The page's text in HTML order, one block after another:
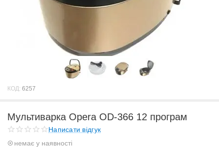
КОД: 6257
Мультиварка Opera OD-366 12 програм
Написати відгук
немає у наявності